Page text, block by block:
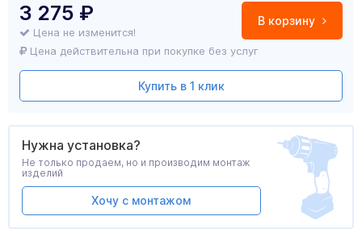
В корзину
3 275 ₽
Цена не изменится!
Цена действительна при покупке без услуг
Купить в 1 клик
Нужна установка?
Не только продаем, но и производим монтаж
изделий
Хочу с монтажом